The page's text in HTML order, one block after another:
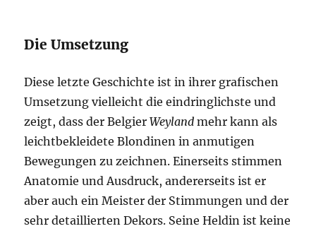
Die Umsetzung
Diese letzte Geschichte ist in ihrer grafischen
Umsetzung vielleicht die eindringlichste und
zeigt, dass der BelgierWeyland mehr kann als
leichtbekleidete Blondinen in anmutigen
Bewegungen zu zeichnen. Einerseits stimmen
Anatomie und Ausdruck, andererseits ist er
aber auch ein Meister der Stimmungen und der
sehr detaillierten Dekors. Seine Heldin ist keine